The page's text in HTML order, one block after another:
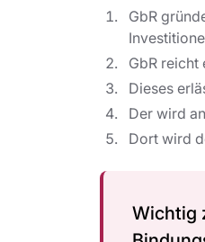
GbR
GbR
Dieses
Der wird
Dort wird
Wichtig